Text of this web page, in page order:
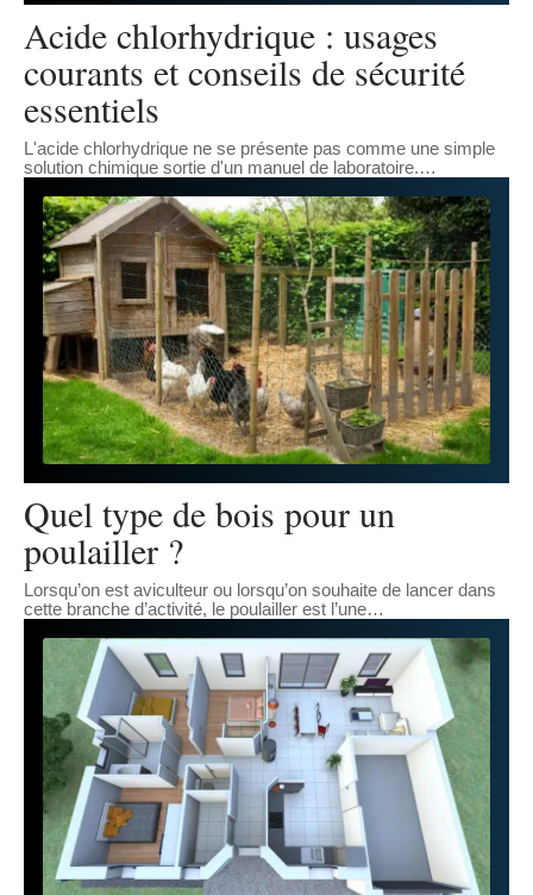
Acide chlorhydrique : usages
courants et conseils de sécurité
essentiels
L'acide chlorhydrique ne se présente pas comme une simple
solution chimique sortie d'un manuel de laboratoire.…
Quel type de bois pour un
poulailler ?
Lorsqu’on est aviculteur ou lorsqu’on souhaite de lancer dans
cette branche d’activité, le poulailler est l’une…